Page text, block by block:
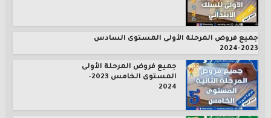
جميع فروض المرحلة الأولى المستوى السادس
2023-2024
جميع فروض المرحلة الأولى
المستوى الخامس 2023-
2024